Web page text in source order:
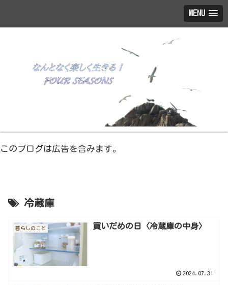
MENU
このブログは広告を含みます。
冷蔵庫
暮らしのこと 買いだめの日〈冷蔵庫の中身〉
2024.07.31